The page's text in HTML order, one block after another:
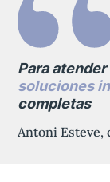
Para
soluciones
completas
Antoni Esteve,